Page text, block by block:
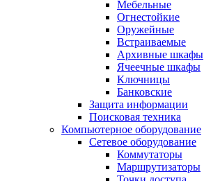
Мебельные
Огнестойкие
Оружейные
Встраиваемые
Архивные шкафы
Ячеечные шкафы
Ключницы
Банковские
Защита информации
Поисковая техника
Компьютерное оборудование
Сетевое оборудование
Коммутаторы
Маршрутизаторы